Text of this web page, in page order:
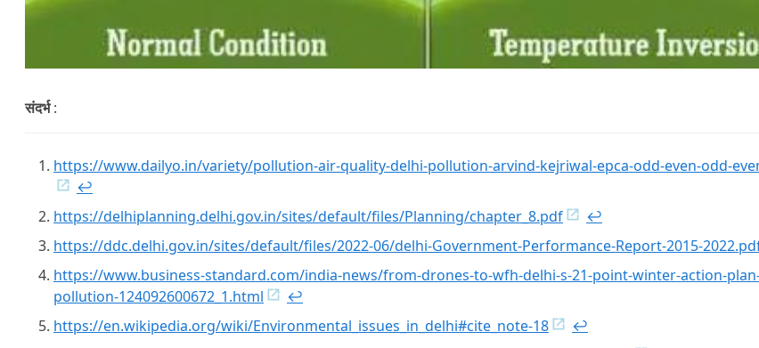
संदर्भ:
https://www.dailyo.in/variety/pollution-air-quality-delhi-pollution-arvind-kejriwal-epca-odd-even-odd-
↩︎
https://delhiplanning.delhi.gov.in/sites/default/files/Planning/chapter_8.pdf
↩︎
https://ddc.delhi.gov.in/sites/default/files/2022-06/delhi-Government-Performance-Report-2015-
https://www.business-standard.com/india-news/from-drones-to-wfh-delhi-s-21-point-winter-action-
pollution-124092600672_1.html
↩︎
https://en.wikipedia.org/wiki/Environmental_issues_in_delhi#cite_note-18
↩︎